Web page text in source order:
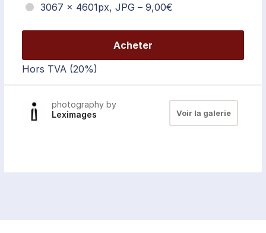
3067 x 4601px, JPG – 9,00€
Acheter
Hors TVA (20%)
photography by
Leximages
Voir la galerie